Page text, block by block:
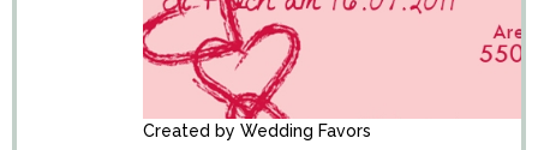
Created by Wedding Favors